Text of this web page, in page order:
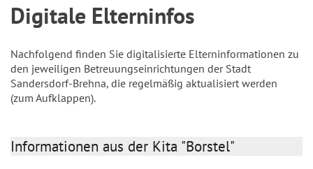
Digitale Elterninfos
Nachfolgend finden Sie digitalisierte Elterninformationen zu
den jeweiligen Betreuungseinrichtungen der Stadt
Sandersdorf-Brehna, die regelmäßig aktualisiert werden
(zum Aufklappen).
Informationen aus der Kita "Borstel"